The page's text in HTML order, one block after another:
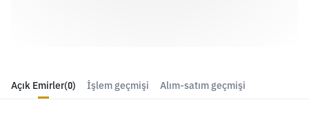
Açık Emirler(0) İşlem geçmişi Alım-satım geçmişi